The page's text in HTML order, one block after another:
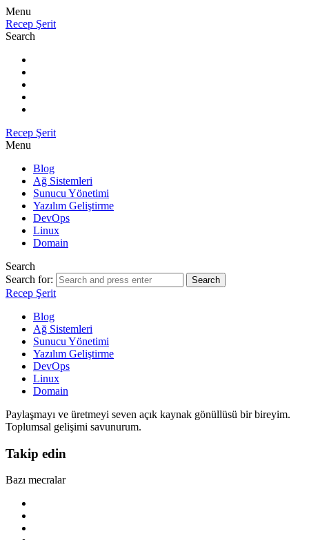
Menu
Recep Şerit
Search
Recep Şerit
Menu
Blog
Ağ Sistemleri
Sunucu Yönetimi
Yazılım Geliştirme
DevOps
Linux
Domain
Search
Search for:
Search
Recep Şerit
Blog
Ağ Sistemleri
Sunucu Yönetimi
Yazılım Geliştirme
DevOps
Linux
Domain
Paylaşmayı ve üretmeyi seven açık kaynak gönüllüsü bir bireyim.
Toplumsal gelişimi savunurum.
Takip edin
Bazı mecralar